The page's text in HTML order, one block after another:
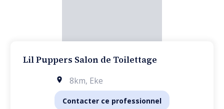
Lil Puppers Salon de Toilettage
8km, Eke
Contacter ce professionnel